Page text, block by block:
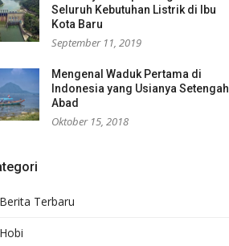
Seluruh Kebutuhan Listrik di Ibu
Kota Baru
September 11, 2019
Mengenal Waduk Pertama di
Indonesia yang Usianya Setengah
Abad
Oktober 15, 2018
Berita Terbaru
Hobi